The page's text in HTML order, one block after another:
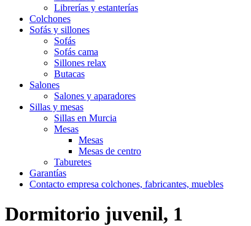
Librerías y estanterías
Colchones
Sofás y sillones
Sofás
Sofás cama
Sillones relax
Butacas
Salones
Salones y aparadores
Sillas y mesas
Sillas en Murcia
Mesas
Mesas
Mesas de centro
Taburetes
Garantías
Contacto empresa colchones, fabricantes, muebles
Dormitorio juvenil, 1